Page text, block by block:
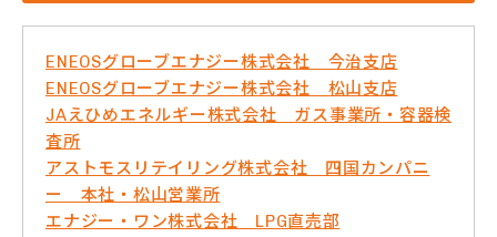
ENEOSグローブエナジー株式会社 今治支店
ENEOSグローブエナジー株式会社 松山支店
JAえひめエネルギー株式会社 ガス事業所・容器検
査所
アストモスリテイリング株式会社 四国カンパニ
ー 本社・松山営業所
エナジー・ワン株式会社 LPG直売部